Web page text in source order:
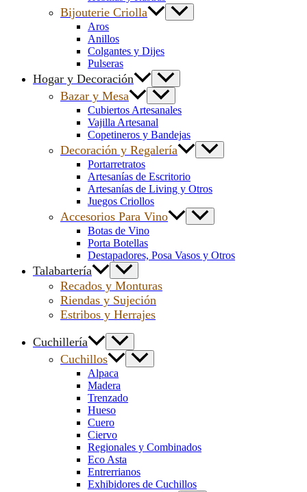
Bijouterie Criolla
Aros
Anillos
Colgantes y Dijes
Pulseras
Hogar y Decoración
Bazar y Mesa
Cubiertos Artesanales
Vajilla Artesanal
Copetineros y Bandejas
Decoración y Regalería
Portarretratos
Artesanías de Escritorio
Artesanías de Living y Otros
Juegos Criollos
Accesorios Para Vino
Botas de Vino
Porta Botellas
Destapadores, Posa Vasos y Otros
Talabartería
Recados y Monturas
Riendas y Sujeción
Estribos y Herrajes
Cuchillería
Cuchillos
Alpaca
Madera
Trenzado
Hueso
Cuero
Ciervo
Regionales y Combinados
Eco Asta
Entrerrianos
Exhibidores de Cuchillos